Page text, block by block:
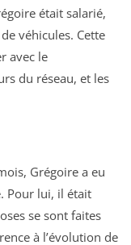
était salarié,
véhicules. Cette
avec le
du réseau, et les
Grégoire a eu
Pour lui, il était
se sont faites
à l’évolution de